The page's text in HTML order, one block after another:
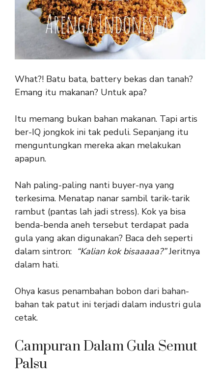
What?! Batu bata, battery bekas dan tanah?
Emang itu makanan? Untuk apa?
Itu memang bukan bahan makanan. Tapi artis
ber-IQ jongkok ini tak peduli. Sepanjang itu
menguntungkan mereka akan melakukan
apapun.
Nah paling-paling nanti buyer-nya yang
terkesima. Menatap nanar sambil tarik-tarik
rambut (pantas lah jadi stress). Kok ya bisa
benda-benda aneh tersebut terdapat pada
gula yang akan digunakan? Baca deh seperti
dalam sintron: “Kalian kok bisaaaaa?”Jeritnya
dalam hati.
Ohya kasus penambahan bobon dari bahan-
bahan tak patut ini terjadi dalam industri gula
cetak.
Campuran Dalam Gula Semut
Palsu